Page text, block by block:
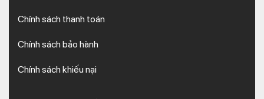
Chính sách thanh toán
Chính sách bảo hành
Chính sách khiếu nại